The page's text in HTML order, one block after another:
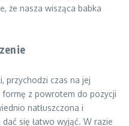
że nasza wisząca babka
przychodzi czas na jej
z powrotem do pozycji
natłuszczona i
się łatwo wyjąć. W razie